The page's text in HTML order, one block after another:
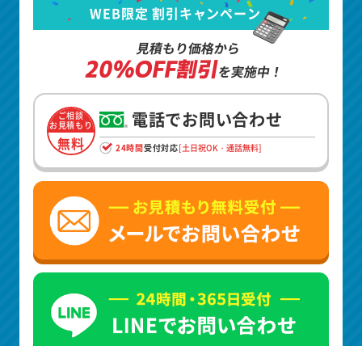
WEB限定 割引キャンペーン
見積もり価格から
20%OFF割引を実施中！
ご相談
お見積もり
無料
電話でお問い合わせ
24時間受付対応[土日祝OK・通話無料]